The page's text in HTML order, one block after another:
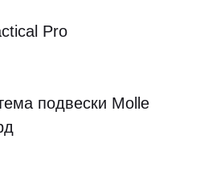
Pro
подвески Molle